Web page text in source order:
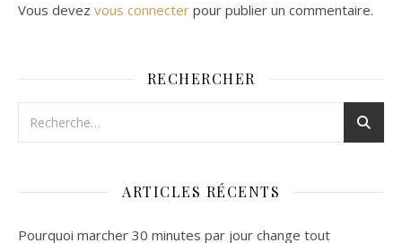
Vous devez vous connecter pour publier un commentaire.
RECHERCHER
ARTICLES RÉCENTS
Pourquoi marcher 30 minutes par jour change tout